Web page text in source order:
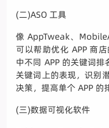
(二)ASO 工具
像 AppTweak、
可以帮助优化 APP 商
中不同 APP 的关键词排
关键词上的表现，识别
决策，提高单个 APP 的
(三)数据可视化软件